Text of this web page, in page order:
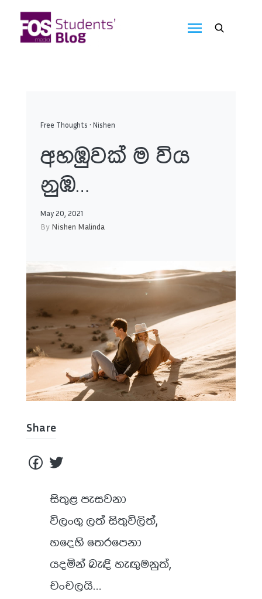
content
Free Thoughts • Nishen
අහඹුවක් ම විය
නුඹ…
May 20, 2021
By Nishen Malinda
Share
සිතුළ පැසවනා
විලංගු ලත් සිතුවිලිත්,
හදෙහි තෙරපෙනා
යදමින් බැඳි හැඟුමනුත්,
චංචලයි…